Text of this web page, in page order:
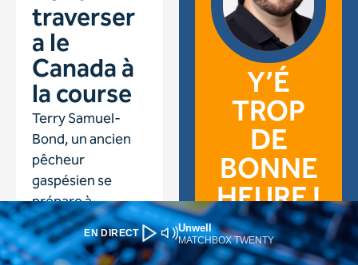
EN DIRECT Unwell
MATCHBOX TWENTY